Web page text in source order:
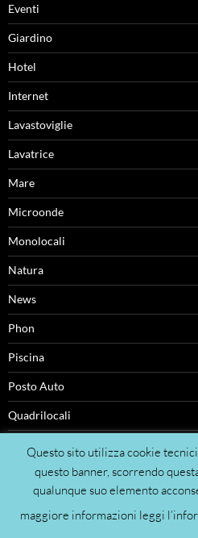
Eventi
Giardino
Hotel
Internet
Lavastoviglie
Lavatrice
Mare
Microonde
Monolocali
Natura
News
Phon
Piscina
Posto Auto
Quadrilocali
società
Questo sito utilizza cookie
questo banner, scorrendo
qualunque suo elemento
maggiore informazioni leggi